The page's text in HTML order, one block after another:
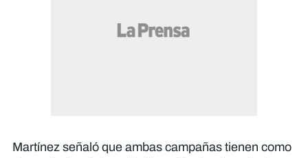
Martínez señaló que ambas campañas tienen como